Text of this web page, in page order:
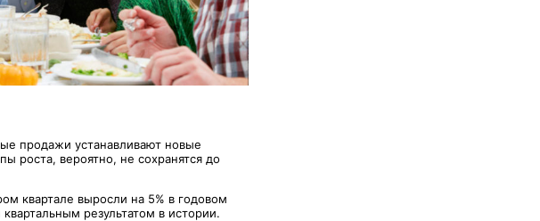
продажи устанавливают новые
роста, вероятно, не сохранятся до
квартале выросли на 5% в годовом
результатом в истории.